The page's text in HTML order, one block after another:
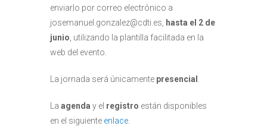
enviarlo por correo electrónico a
josemanuel.gonzalez@cdti.es,
hasta el 2 de
junio , utilizando la plantilla facilitada en la
web del evento.
La jornada será únicamente presencial
La agenda y el registro están disponibles
en el siguiente enlace.